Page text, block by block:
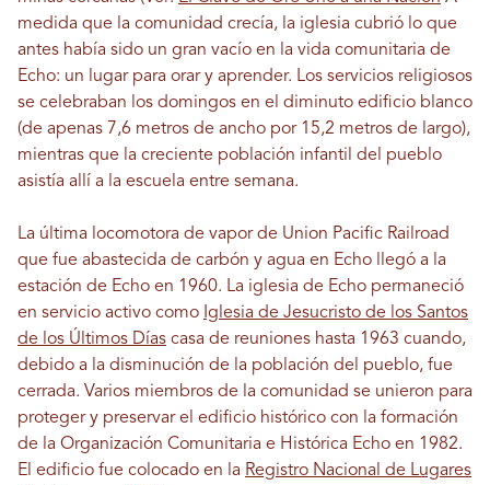
medida que la comunidad crecía, la iglesia cubrió lo que
antes había sido un gran vacío en la vida comunitaria de
Echo: un lugar para orar y aprender. Los servicios religiosos
se celebraban los domingos en el diminuto edificio blanco
(de apenas 7,6 metros de ancho por 15,2 metros de largo),
mientras que la creciente población infantil del pueblo
asistía allí a la escuela entre semana.
La última locomotora de vapor de Union Pacific Railroad
que fue abastecida de carbón y agua en Echo llegó a la
estación de Echo en 1960. La iglesia de Echo permaneció
en servicio activo como Iglesia de Jesucristo de los Santos
de los Últimos Días casa de reuniones hasta 1963 cuando,
debido a la disminución de la población del pueblo, fue
cerrada. Varios miembros de la comunidad se unieron para
proteger y preservar el edificio histórico con la formación
de la Organización Comunitaria e Histórica Echo en 1982.
El edificio fue colocado en la Registro Nacional de Lugares